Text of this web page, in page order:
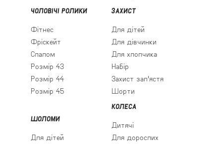
ЧОЛОВІЧІ РОЛИКИ
Фітнес
Фріскейт
Слалом
Розмір 43
Розмір 44
Розмір 45
ЗАХИСТ
Для дітей
Для дівчинки
Для хлопчика
Набір
Захист зап'ястя
Шорти
ШОЛОМИ
Для дітей
КОЛЕСА
Дитячі
Для дорослих